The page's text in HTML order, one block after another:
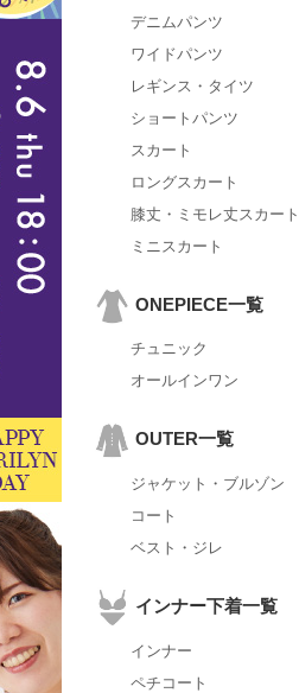
デニムパンツ
ワイドパンツ
レギンス・タイツ
ショートパンツ
スカート
ロングスカート
膝丈・ミモレ丈スカート
ミニスカート
ONEPIECE一覧
チュニック
オールインワン
OUTER一覧
ジャケット・ブルゾン
コート
ベスト・ジレ
インナー下着一覧
インナー
ペチコート